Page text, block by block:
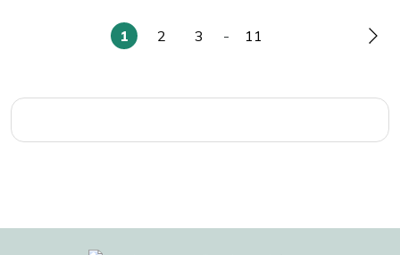
Sie
1
Seite
2
Seite
3 -
Seite
11